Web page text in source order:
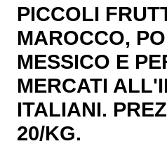
PICCOLI
MAROCCO,
MESSICO E
MERCATI
ITALIANI.
20/KG.